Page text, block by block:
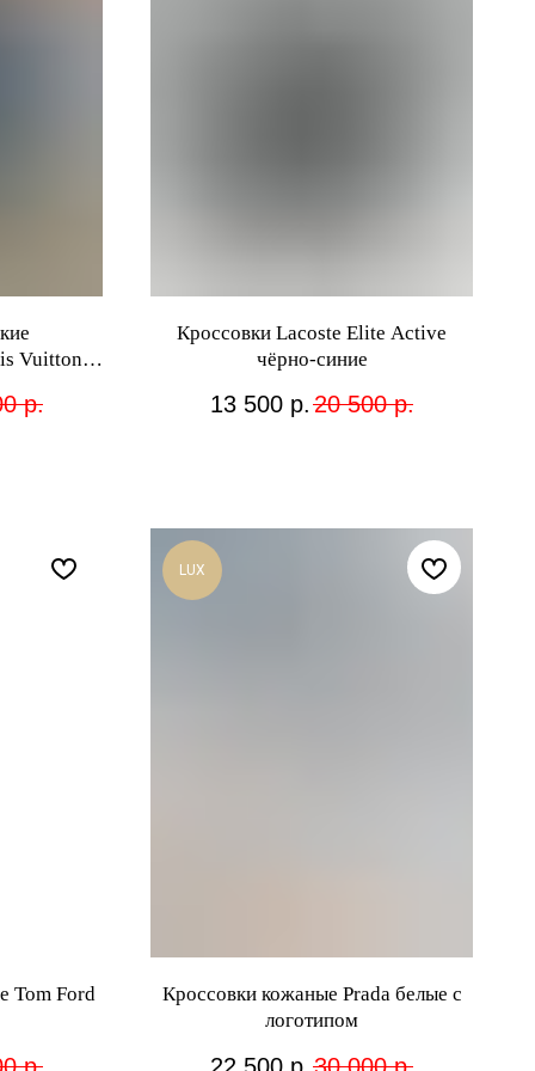
Vuitton
р.
Кроссовки Lacoste Elite Active
чёрно-синие
13 500 р. 20 500 р.
Tom Ford
LUX
Кроссовки кожаные Prada белые с
логотипом